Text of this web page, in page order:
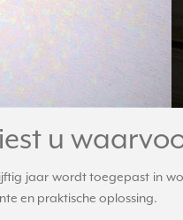
u
jaar wordt toegepast
en praktische oplossing.